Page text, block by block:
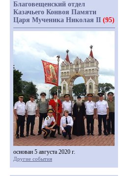
Благовещенский отдел
Казачьего Конвоя Памяти
Царя Мученика Николая II (95)
основан 5 августа 2020 г.
Другие события